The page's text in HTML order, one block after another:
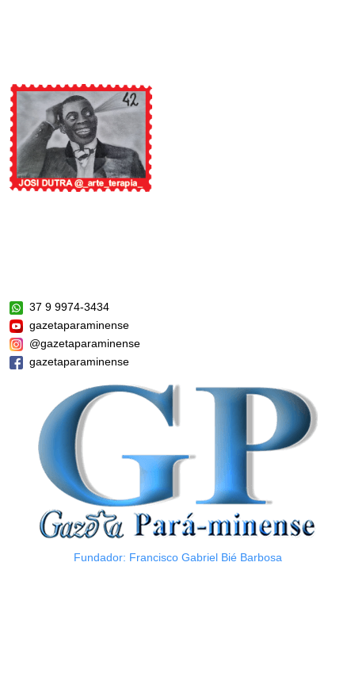
37 9 9974-3434
gazetaparaminense
@gazetaparaminense
gazetaparaminense
Fundador: Francisco Gabriel Bié Barbosa